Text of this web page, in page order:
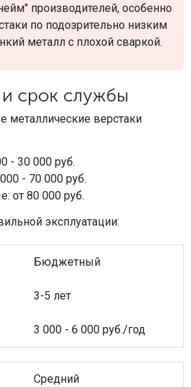
производителей, особенно
по подозрительно низким
металл с плохой сваркой.
срок службы
металлические верстаки
- 30 000 руб.
- 70 000 руб.
от 80 000 руб.
эксплуатации:
Бюджетный
3-5 лет
3 000 - 6 000 руб./год
Средний